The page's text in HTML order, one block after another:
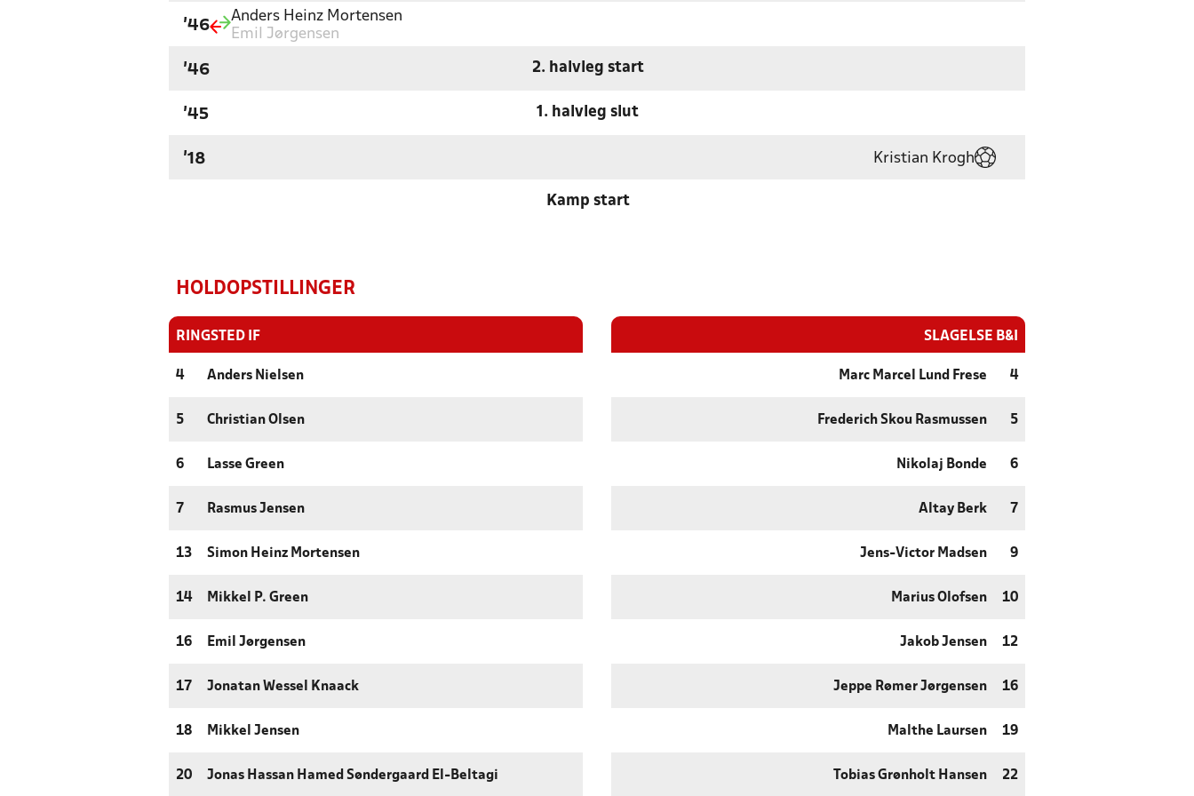
'46
Anders Heinz Mortensen
Emil Jørgensen
'46 2. halvleg start
'45 1. halvleg slut
'18 Kristian Krogh
Kamp start
HOLDOPSTILLINGER
RINGSTED IF
4 Anders Nielsen
5 Christian Olsen
6 Lasse Green
7 Rasmus Jensen
13 Simon Heinz Mortensen
14 Mikkel P. Green
16 Emil Jørgensen
17 Jonatan Wessel Knaack
18 Mikkel Jensen
20 Jonas Hassan Hamed Søndergaard El-Beltagi
SLAGELSE B&I
Marc Marcel Lund Frese 4
Frederich Skou Rasmussen 5
Nikolaj Bonde 6
Altay Berk 7
Jens-Victor Madsen 9
Marius Olofsen 10
Jakob Jensen 12
Jeppe Rømer Jørgensen 16
Malthe Laursen 19
Tobias Grønholt Hansen 22